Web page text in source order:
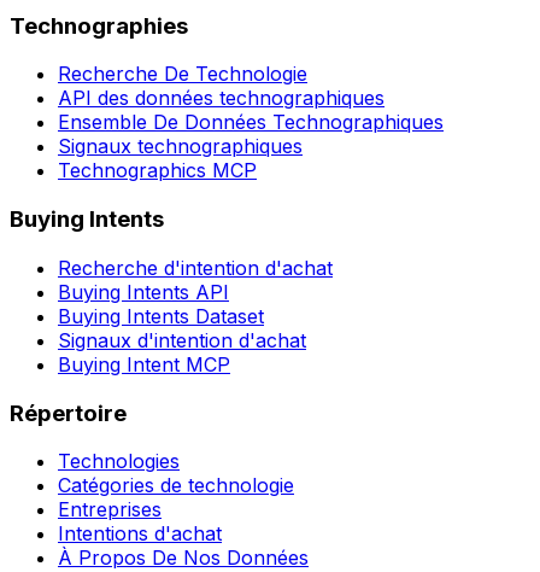
Technographies
Recherche De Technologie
API des données technographiques
Ensemble De Données Technographiques
Signaux technographiques
Technographics MCP
Buying Intents
Recherche d'intention d'achat
Buying Intents API
Buying Intents Dataset
Signaux d'intention d'achat
Buying Intent MCP
Répertoire
Technologies
Catégories de technologie
Entreprises
Intentions d'achat
À Propos De Nos Données